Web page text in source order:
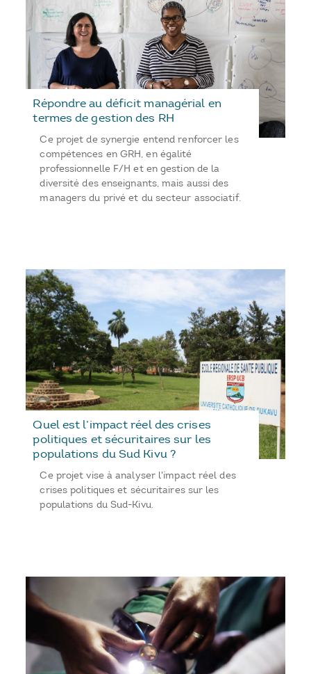
Répondre au déficit managérial en
termes de gestion des RH
Ce projet de synergie entend renforcer les
compétences en GRH, en égalité
professionnelle F/H et en gestion de la
diversité des enseignants, mais aussi des
managers du privé et du secteur associatif.
Quel est l’impact réel des crises
politiques et sécuritaires sur les
populations du Sud Kivu ?
Ce projet vise à analyser l'impact réel des
crises politiques et sécuritaires sur les
populations du Sud-Kivu.